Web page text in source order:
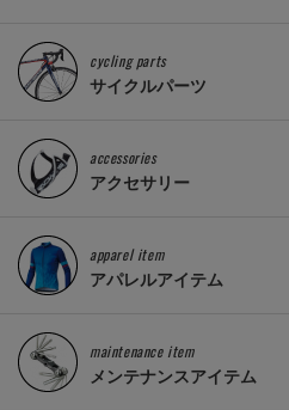
cycling parts
サイクルパーツ
accessories
アクセサリー
apparel item
アパレルアイテム
maintenance item
メンテナンスアイテム